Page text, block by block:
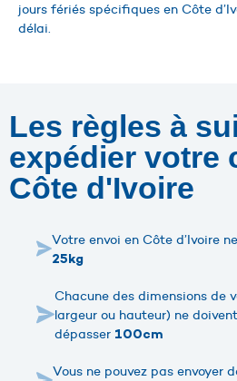
jours fériés spécifiques en Côte
délai.
Les règles à
expédier votre
Côte d'Ivoire
Votre envoi en Côte d’Ivoire
25kg
Chacune des dimensions de
largeur ou hauteur) ne
dépasser100cm
Vous ne pouvez pas envoyer